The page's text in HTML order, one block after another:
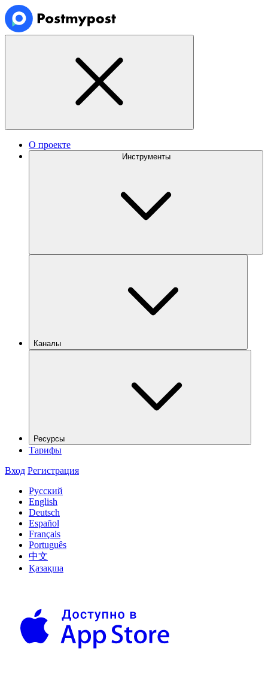
О проекте
Инструменты
Каналы
Ресурсы
Тарифы
Вход Регистрация
Русский
English
Deutsch
Español
Français
Português
中文
Қазақша